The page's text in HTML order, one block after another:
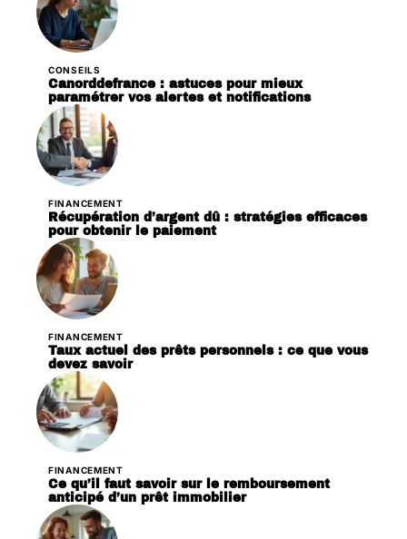
CONSEILS
Canorddefrance : astuces pour mieux
paramétrer vos alertes et notifications
FINANCEMENT
Récupération d’argent dû : stratégies efficaces
pour obtenir le paiement
FINANCEMENT
Taux actuel des prêts personnels : ce que vous
devez savoir
FINANCEMENT
Ce qu’il faut savoir sur le remboursement
anticipé d’un prêt immobilier